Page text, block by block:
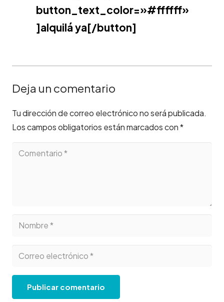
button_text_color=»#ffffff»
]alquilá ya[/button]
Deja un comentario
Tu dirección de correo electrónico no será publicada.
Los campos obligatorios están marcados con*
Publicar comentario